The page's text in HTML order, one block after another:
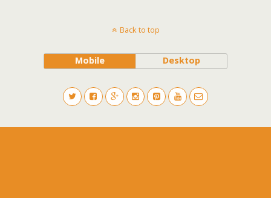
Back to top
Mobile Desktop